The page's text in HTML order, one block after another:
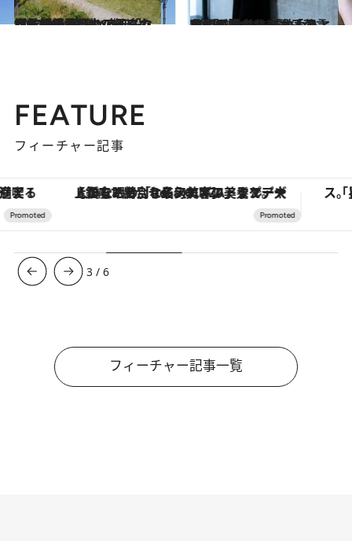
2023.9.16
源義経を慕ったアイヌの女性が後を 追い身を投げ…“女人禁制”の岬と なった神威岬灯台の知られざる絶景
旅＆お出かけ 2023.9.7
吉岡里帆がドラマ「落日」撮影中に 「救われた」と語る北川景子の言葉 「このままでいようと自信が持てた」
カルチャー
FEATURE
フィーチャー記事
【銀座で出合う最旬美容】美髪ケアや上質な眠り…セルフケアのアップデートから、特別な名入れギフトまで。大人のための「ReFa GINZA」クルーズ
3 /6
フィーチャー記事一覧